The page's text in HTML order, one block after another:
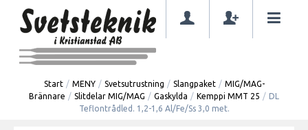
Start / MENY / Svetsutrustning / Slangpaket / MIG/MAG-
Brännare / Slitdelar MIG/MAG / Gaskylda / Kemppi MMT 25 / DL
Teflontrådled. 1,2-1,6 Al/Fe/Ss 3,0 met.